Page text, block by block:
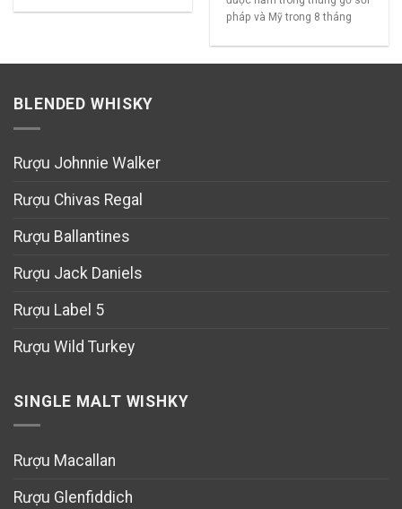
pháp và Mỹ trong 8 tháng
BLENDED WHISKY
Rượu Johnnie Walker
Rượu Chivas Regal
Rượu Ballantines
Rượu Jack Daniels
Rượu Label 5
Rượu Wild Turkey
SINGLE MALT WISHKY
Rượu Macallan
Rượu Glenfiddich